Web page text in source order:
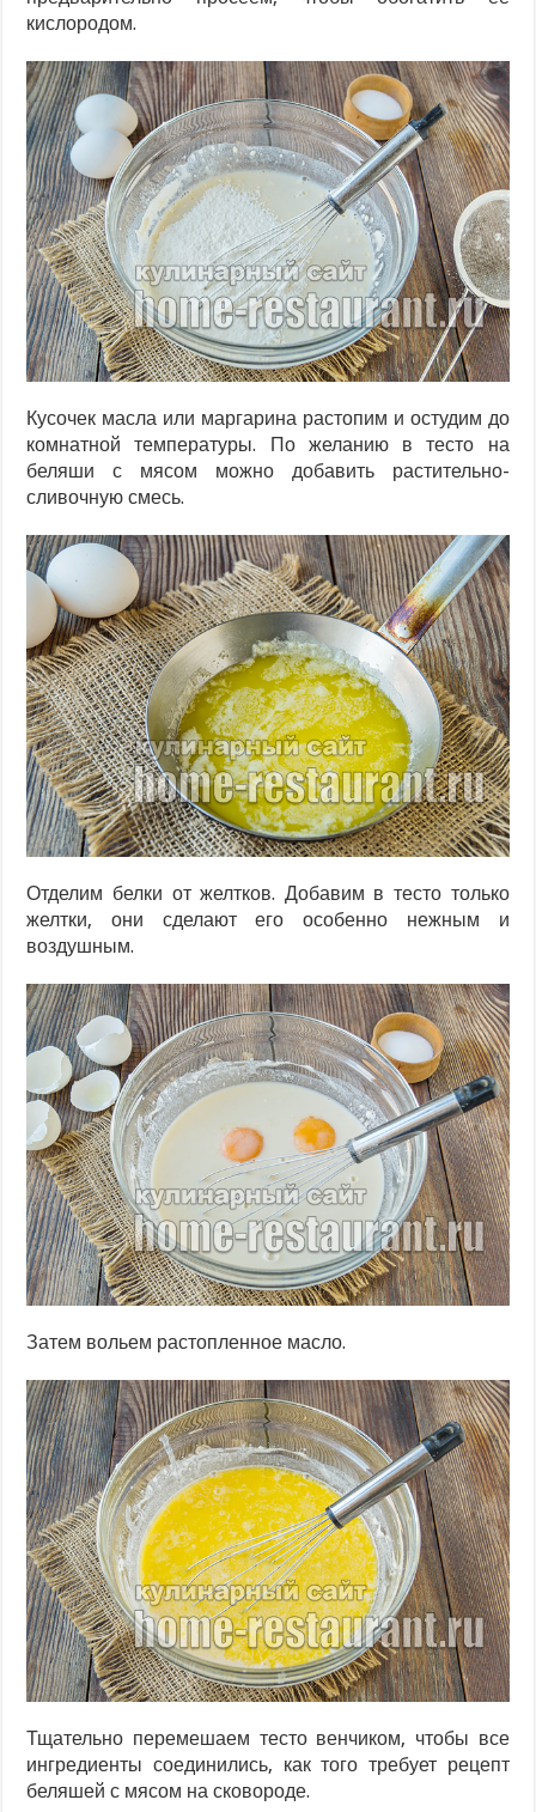
кислородом.
Кусочек масла или маргарина растопим и остудим до
комнатной температуры. По желанию в тесто на
беляши с мясом можно добавить растительно-
сливочную смесь.
Отделим белки от желтков. Добавим в тесто только
желтки, они сделают его особенно нежным и
воздушным.
Затем вольем растопленное масло.
Тщательно перемешаем тесто венчиком, чтобы все
ингредиенты соединились, как того требует рецепт
беляшей с мясом на сковороде.